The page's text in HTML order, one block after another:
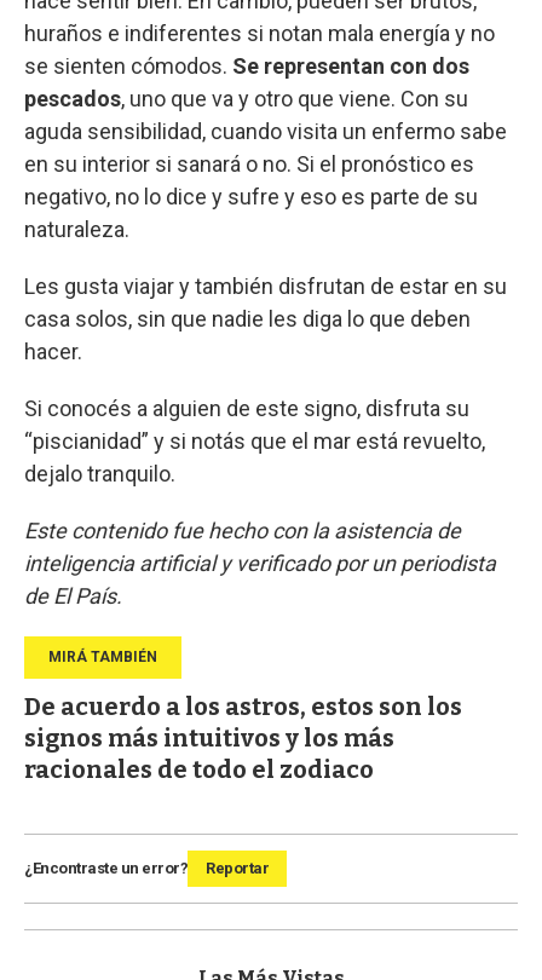
huraños e indiferentes si notan mala energía y no
se sienten cómodos. Se representan con dos
pescados, uno que va y otro que viene. Con su
aguda sensibilidad, cuando visita un enfermo sabe
en su interior si sanará o no. Si el pronóstico es
negativo, no lo dice y sufre y eso es parte de su
naturaleza.
Les gusta viajar y también disfrutan de estar en su
casa solos, sin que nadie les diga lo que deben
hacer.
Si conocés a alguien de este signo, disfruta su
“piscianidad” y si notás que el mar está revuelto,
dejalo tranquilo.
Este contenido fue hecho con la asistencia de
inteligencia artificial y verificado por un periodista
de El País.
De acuerdo a los astros, estos son los
signos más intuitivos y los más
racionales de todo el zodiaco
¿Encontraste un error? Reportar